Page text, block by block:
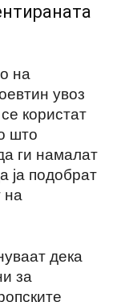
на
увоз
користат
што
ги намалат
ја подобрат
на
дека
за